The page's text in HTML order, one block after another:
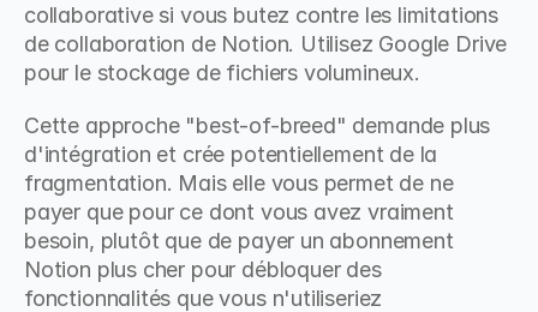
collaborative si vous butez contre les limitations
de collaboration de Notion. Utilisez Google Drive
pour le stockage de fichiers volumineux.
Cette approche "best-of-breed" demande plus
d'intégration et crée potentiellement de la
fragmentation. Mais elle vous permet de ne
payer que pour ce dont vous avez vraiment
besoin, plutôt que de payer un abonnement
Notion plus cher pour débloquer des
fonctionnalités que vous n'utiliseriez